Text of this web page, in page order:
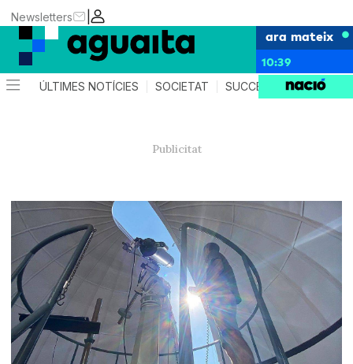
|
Newsletters
ara mateix
10:39
ÚLTIMES NOTÍCIES SOCIETAT SUCCESSOS AGENDA